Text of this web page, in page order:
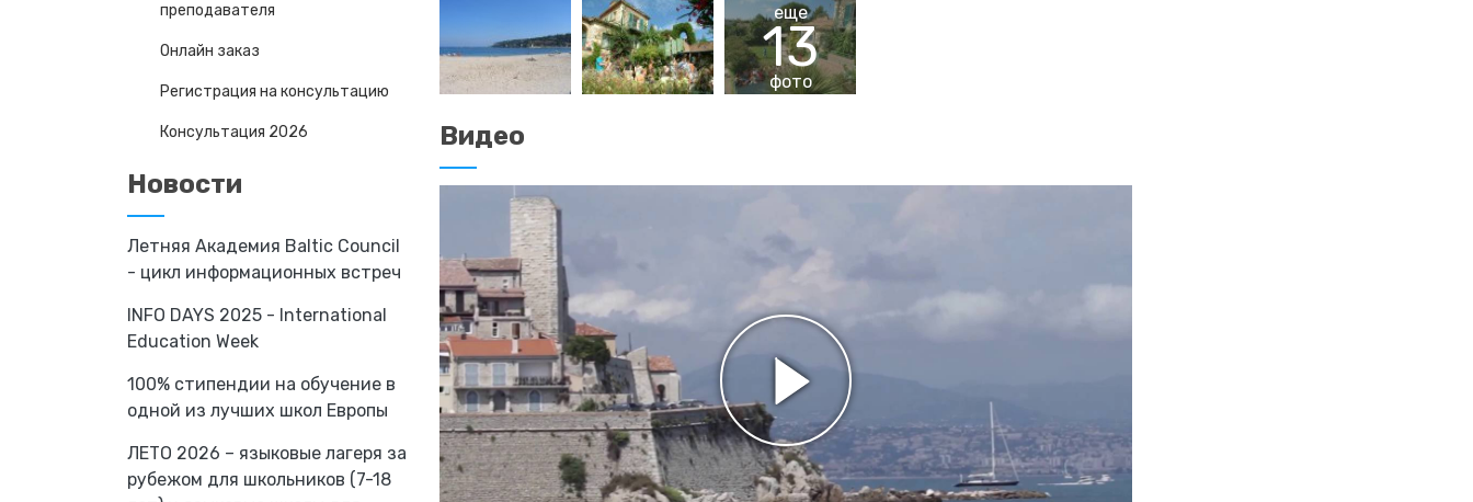
преподавателя
Онлайн заказ
Регистрация на консультацию
Консультация 2026
Новости
Летняя Академия Baltic Council
- цикл информационных встреч
INFO DAYS 2025 - International
Education Week
100% стипендии на обучение в
одной из лучших школ Европы
ЛЕТО 2026 – языковые лагеря за
рубежом для школьников (7-18
еще
13
фото
Видео